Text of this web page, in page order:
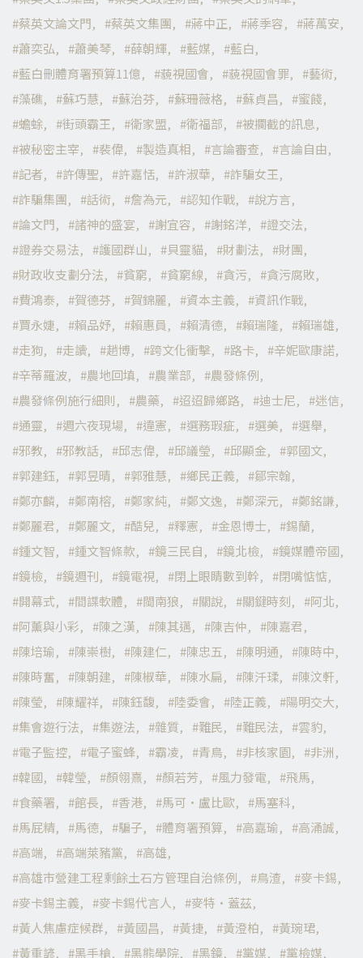
蔡英文論文門
蔡英文集團 蔣中正 蔣季容
蔣萬安
蕭奕弘
蕭美琴 薛朝輝 藍媒
藍白
藍白刪體育署預算11億
藐視國會 藐視國會罪
藝術
藻礁
蘇巧慧 蘇治芬 蘇珊薇格 蘇貞昌
蜜餞
蟾蜍
街頭霸王 衛家盟 衛福部
被攔截的訊息
被秘密主宰
裴偉 製造真相 言論審查
言論自由
記者
許傳聖 許嘉恬 許淑華
詐騙女王
詐騙集團
話術 詹為元 認知作戰
說方言
論文門
諸神的盛宴 謝宜容 謝銘洋
證交法
證券交易法
護國群山 貝靈貓 財劃法
財團
財政收支劃分法
貧窮 貧窮線 貪污
貪污腐敗
費鴻泰
賀德芬 賀錦麗 資本主義
資訊作戰
賈永婕
賴品妤 賴惠員 賴清德 賴瑞隆
賴瑞雄
走狗
走讀 趙博 跨文化衝擊 路卡
辛妮歐康諾
辛蒂羅波
農地回填 農業部
農發條例
農發條例施行細則
農藥 迢迢歸鄉路 迪士尼
迷信
通靈
週六夜現場 違憲 選務瑕疵 選美
選舉
邪教
邪教話 邱志偉 邱議瑩 邱顯金
郭國文
郭建鈺
郭昱晴 郭雅慧 鄉民正義
鄒宗翰
鄭亦麟
鄭南榕 鄭家純 鄭文逸 鄭深元
鄭銘謙
鄭麗君
鄭麗文 酷兒 釋憲 金恩博士
錫蘭
鍾文智
鍾文智條款 鏡三民自 鏡北檢
鏡媒體帝國
鏡檢
鏡週刊 鏡電視 閉上眼睛數到幹
閉嘴惦惦
開幕式
間諜軟體 閩南狼 關說 關鍵時刻
阿北
阿薰與小彩
陳之漢 陳其邁 陳吉仲
陳嘉君
陳培瑜
陳崇樹 陳建仁 陳忠五 陳明通
陳時中
陳時奮
陳朝建 陳椒華 陳水扁 陳汘瑈
陳汶軒
陳瑩
陳耀祥 陳鈺馥 陸委會 陸正義
陽明交大
集會遊行法
集遊法 雜質 難民 難民法
雲豹
電子監控
電子蜜蜂 霸凌 青鳥 非核家園
非洲
韓國
韓瑩 顏翎熹 顏若芳 風力發電
飛馬
食藥署
館長 香港 馬可·盧比歐
馬塞科
馬屁精
馬德 騙子 體育署預算 高嘉瑜
高涌誠
高端
高端萊豬黨
高雄
高雄市營建工程剩餘土石方管理自治條例
鳥渣
麥卡錫
麥卡錫主義
麥卡錫代言人
麥特·蓋茲
黃人焦慮症候群
黃國昌 黃捷 黃澄柏
黃琬珺
黃重諺
黑手槍 黑熊學院 黑鏡 黨媒 黨檢媒